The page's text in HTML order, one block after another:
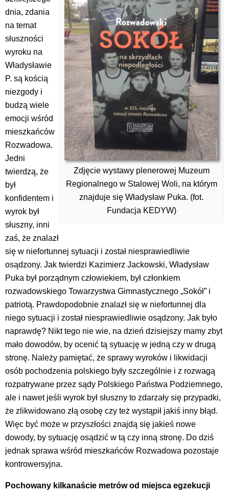
Zdjęcie wystawy plenerowej Muzeum
Regionalnego w Stalowej Woli, na którym
znajduje się Władysław Puka. (fot.
Fundacja KEDYW)
dnia, zdania
na temat
słuszności
wyroku na
Władysławie
P. są kością
niezgody i
budzą wiele
emocji wśród
mieszkańców
Rozwadowa.
Jedni
twierdzą, że
był
konfidentem i
wyrok był
słuszny, inni
zaś, że znalazł
się w niefortunnej sytuacji i został niesprawiedliwie
osądzony. Jak twierdzi Kazimierz Jackowski, Władysław
Puka był porządnym człowiekiem, był członkiem
rozwadowskiego Towarzystwa Gimnastycznego „Sokół” i
patriotą. Prawdopodobnie znalazł się w niefortunnej dla
niego sytuacji i został niesprawiedliwie osądzony. Jak było
naprawdę? Nikt tego nie wie, na dzień dzisiejszy mamy zbyt
mało dowodów, by ocenić tą sytuację w jedną czy w drugą
stronę. Należy pamiętać, że sprawy wyroków i likwidacji
osób pochodzenia polskiego były szczególnie i z rozwagą
rozpatrywane przez sądy Polskiego Państwa Podziemnego,
ale i nawet jeśli wyrok był słuszny to zdarzały się przypadki,
że zlikwidowano złą osobę czy też wystąpił jakiś inny błąd.
Więc być może w przyszłości znajdą się jakieś nowe
dowody, by sytuację osądzić w tą czy inną stronę. Do dziś
jednak sprawa wśród mieszkańców Rozwadowa pozostaje
kontrowersyjna.
Pochowany kilkanaście metrów od miejsca egzekucji